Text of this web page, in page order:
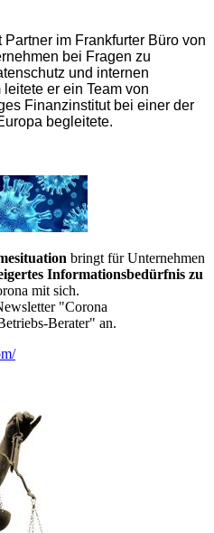
Partner im Frankfurter Büro von
bei Fragen zu
und internen
er ein Team von
Finanzinstitut bei einer der
begleitete.
bringt für Unternehmen
Informationsbedürfnis zu
mit sich.
"Corona
Berater" an.